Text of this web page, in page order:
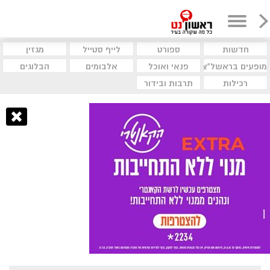
חדשות ספורט לייף סטייל
מגזין
מופעים בראשל"צ
פנאי ואוכל אלבומים
הבלוגים
רכילות
תרבות ובידור